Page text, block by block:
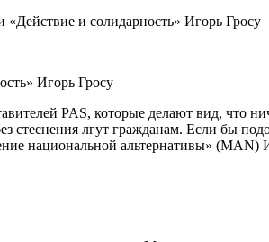
и солидарность» Игорь Гросу
Игорь Гросу
PAS, которые делают вид, что
стеснения лгут гражданам. Если бы
национальной альтернативы» (MAN)